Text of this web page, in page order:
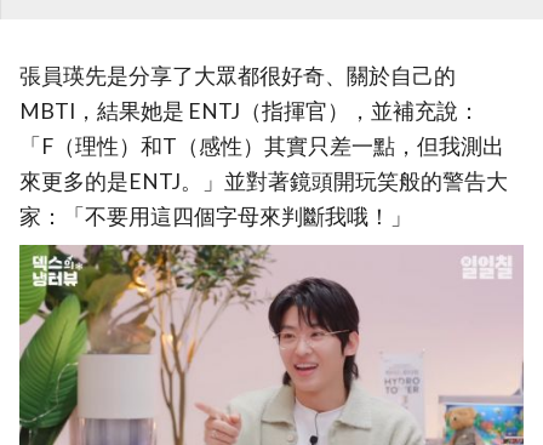
張員瑛先是分享了大眾都很好奇、關於自己的
MBTI，結果她是 ENTJ（指揮官），並補充說：
「F（理性）和T（感性）其實只差一點，但我測出
來更多的是ENTJ。」並對著鏡頭開玩笑般的警告大
家：「不要用這四個字母來判斷我哦！」